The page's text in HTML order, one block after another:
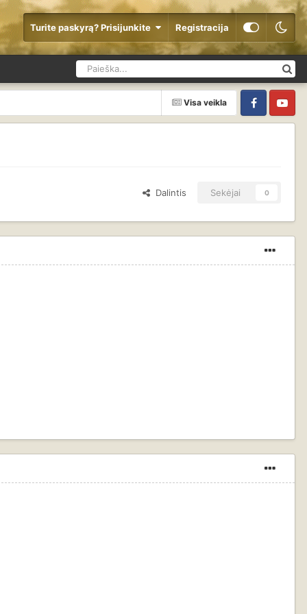
Turite paskyrą? Prisijunkite Registracija
Visa veikla
FacebookYouTube
Dalintis Sekėjai 0